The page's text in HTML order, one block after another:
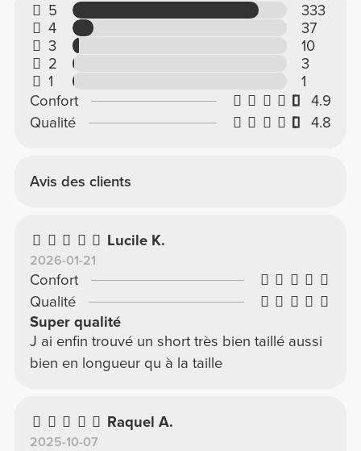
5
333
4
37
3
10
2
3
1
1
Confort
4.9
Qualité
4.8
Avis des clients
Lucile K.
2026-01-21
Confort
Qualité
Super qualité
J ai enfin trouvé un short très bien taillé aussi
bien en longueur qu à la taille
Raquel A.
2025-10-07